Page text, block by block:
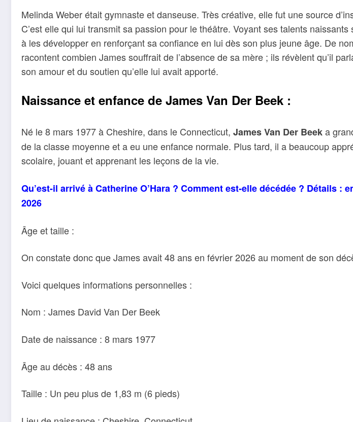
Melinda Weber était gymnaste et danseuse. Très créative, elle fut une source
C’est elle qui lui transmit sa passion pour le théâtre. Voyant ses talents naissants
à les développer en renforçant sa confiance en lui dès son plus jeune âge. De
racontent combien James souffrait de l’absence de sa mère ; ils révèlent qu’il
son amour et du soutien qu’elle lui avait apporté.
Naissance et enfance de James Van Der Beek :
Né le 8 mars 1977 à Cheshire, dans le Connecticut, James Van Der Beeka
de la classe moyenne et a eu une enfance normale. Plus tard, il a beaucoup
scolaire, jouant et apprenant les leçons de la vie.
Qu’est-il arrivé à Catherine O’Hara ? Comment est-elle décédée ? Détails :
2026
Âge et taille :
On constate donc que James avait 48 ans en février 2026 au moment de son
Voici quelques informations personnelles :
Nom : James David Van Der Beek
Date de naissance : 8 mars 1977
Âge au décès : 48 ans
Taille : Un peu plus de 1,83 m (6 pieds)